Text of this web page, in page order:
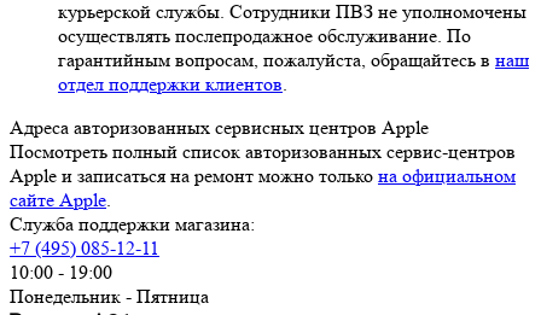
курьерской службы. Сотрудники ПВЗ не уполномочены
осуществлять послепродажное обслуживание. По
гарантийным вопросам, пожалуйста, обращайтесь в наш
отдел поддержки клиентов.
Адреса авторизованных сервисных центров Apple
Посмотреть полный список авторизованных сервис-центров
Apple и записаться на ремонт можно только на официальном
сайте Apple.
Служба поддержки магазина:
+7 (495) 085-12-11
10:00 - 19:00
Понедельник - Пятница